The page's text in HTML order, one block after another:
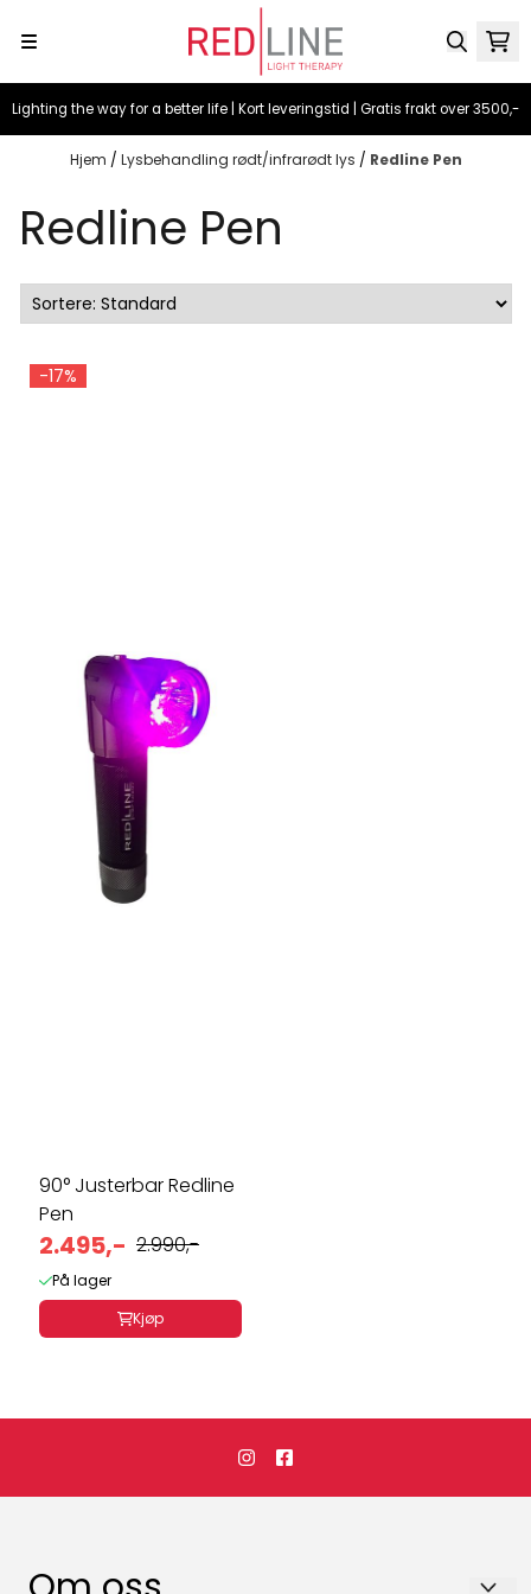
Lighting the way for a better life | Kort leveringstid | Gratis frakt over 3500,-
Hjem / Lysbehandling rødt/infrarødt lys / Redline Pen
Redline Pen
-17%
90° Justerbar Redline
Pen
2.495,- 2.990,-
På lager
Kjøp